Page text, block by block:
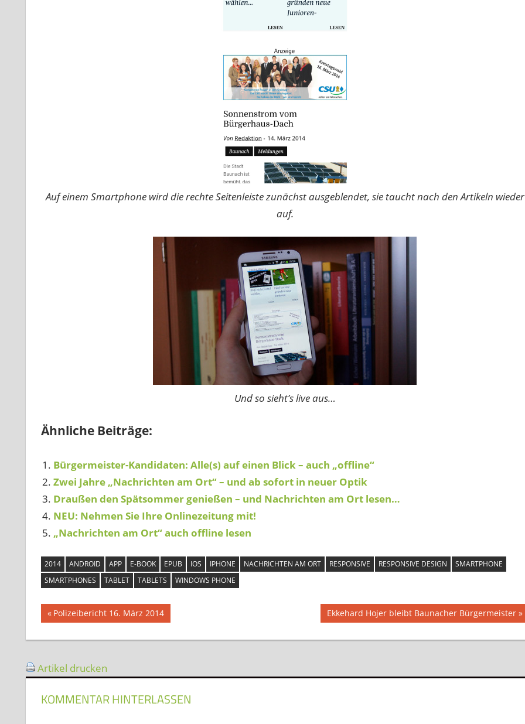
Auf einem Smartphone wird die rechte Seitenleiste zunächst ausgeblendet, sie taucht nach den Artikeln wieder
auf.
Und so sieht’s live aus…
Ähnliche Beiträge:
Bürgermeister-Kandidaten: Alle(s) auf einen Blick – auch „offline“
Zwei Jahre „Nachrichten am Ort“ – und ab sofort in neuer Optik
Draußen den Spätsommer genießen – und Nachrichten am Ort lesen…
NEU: Nehmen Sie Ihre Onlinezeitung mit!
„Nachrichten am Ort“ auch offline lesen
2014 ANDROID APP E-BOOK EPUB IOS IPHONE NACHRICHTEN AM ORT RESPONSIVE RESPONSIVE DESIGN
SMARTPHONE
SMARTPHONES
TABLET TABLETS WINDOWS PHONE
Beitragsnavigation
Vorheriger
Polizeibericht 16. März 2014
Nächster
Ekkehard Hojer bleibt Baunacher Bürgermeister
Artikel drucken
KOMMENTAR HINTERLASSEN